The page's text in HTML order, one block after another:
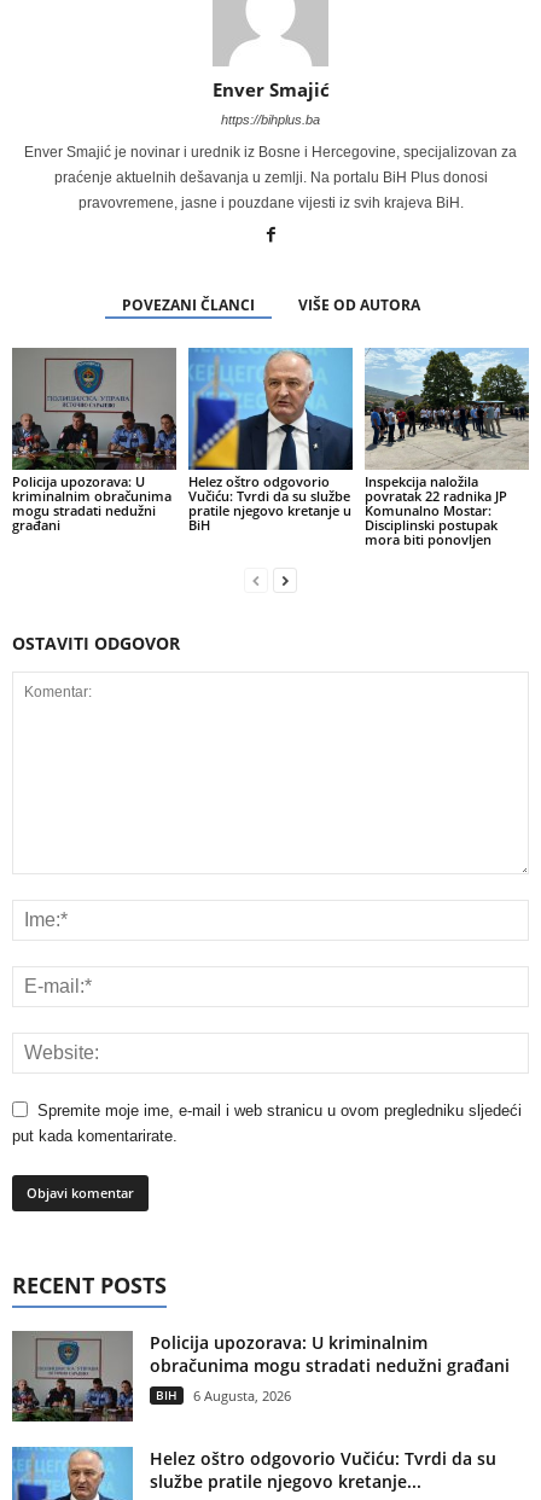
Enver Smajić
https://bihplus.ba
Enver Smajić je novinar i urednik iz Bosne i Hercegovine, specijalizovan za
praćenje aktuelnih dešavanja u zemlji. Na portalu BiH Plus donosi
pravovremene, jasne i pouzdane vijesti iz svih krajeva BiH.
POVEZANI ČLANCI VIŠE OD AUTORA
Policija upozorava: U
kriminalnim obračunima
mogu stradati nedužni
građani
Helez oštro odgovorio
Vučiću: Tvrdi da su službe
pratile njegovo kretanje u
BiH
Inspekcija naložila
povratak 22 radnika JP
Komunalno Mostar:
Disciplinski postupak
mora biti ponovljen
OSTAVITI ODGOVOR
Spremite moje ime, e-mail i web stranicu u ovom pregledniku sljedeći
put kada komentarirate.
RECENT POSTS
Policija upozorava: U kriminalnim
obračunima mogu stradati nedužni građani
BIH 6 Augusta, 2026
Helez oštro odgovorio Vučiću: Tvrdi da su
službe pratile njegovo kretanje...